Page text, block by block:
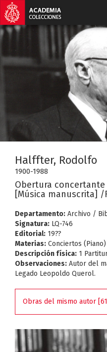
Halffter, Rodolfo
1900-1988
Obertura
[Música manuscrita]
Departamento: Archivo /
Signatura: LQ-746
Editorial: 19??
Materias: Conciertos (Piano)
Descripción física: 1
Observaciones: Autor del
Legado Leopoldo Querol.
Obras del mismo autor